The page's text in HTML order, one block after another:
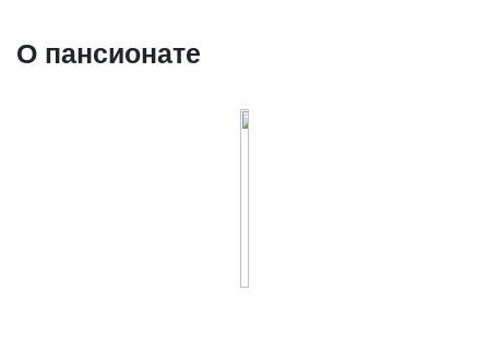
О пансионате